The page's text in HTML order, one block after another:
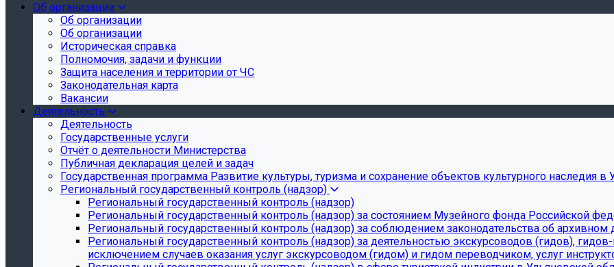
Об организации
Об организации
Об организации
Историческая справка
Полномочия, задачи и функции
Защита населения и территории от ЧС
Законодательная карта
Вакансии
Деятельность
Деятельность
Государственные услуги
Отчёт о деятельности Министерства
Публичная декларация целей и задач
Государственная программа Развитие культуры, туризма и сохранение объектов культурного наследия в
Региональный государственный контроль (надзор)
Региональный государственный контроль (надзор)
Региональный государственный контроль (надзор) за состоянием Музейного фонда Российской
Региональный государственный контроль (надзор) за соблюдением законодательства об архивном
Региональный государственный контроль (надзор) за деятельностью экскурсоводов (гидов),
исключением случаев оказания услуг экскурсоводом (гидом) и гидом переводчиком, услуг